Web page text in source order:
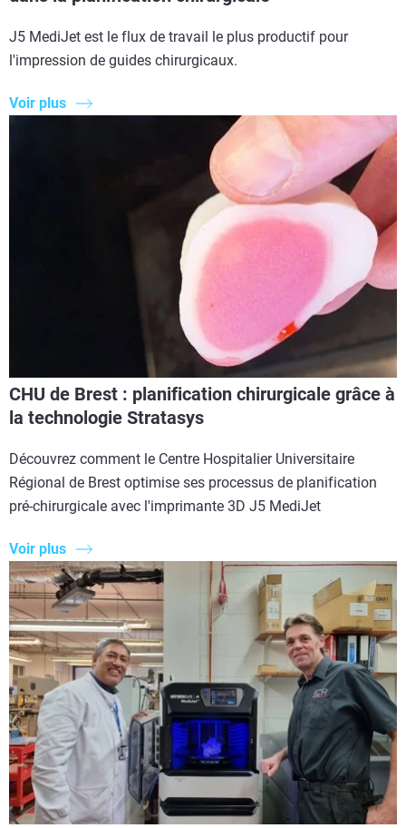
J5 MediJet est le flux de travail le plus productif pour
l'impression de guides chirurgicaux.
Voir plus
CHU de Brest : planification chirurgicale grâce à
la technologie Stratasys
Découvrez comment le Centre Hospitalier Universitaire
Régional de Brest optimise ses processus de planification
pré-chirurgicale avec l'imprimante 3D J5 MediJet
Voir plus